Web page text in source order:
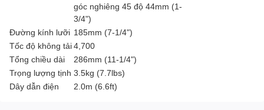
góc nghiêng 45 độ 44mm (1-
3/4")
Đường kính lưỡi 185mm (7-1/4")
Tốc độ không tải4,700
Tổng chiều dài
286mm (11-1/4")
Trọng lượng tịnh 3.5kg (7.7lbs)
Dây dẫn điện
2.0m (6.6ft)